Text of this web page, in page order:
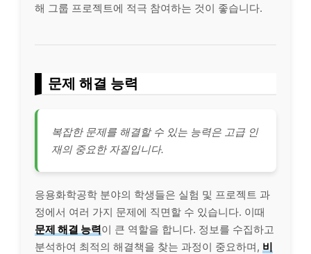
해 그룹 프로젝트에 적극 참여하는 것이 좋습니다.
문제 해결 능력
복잡한 문제를 해결할 수 있는 능력은 고급 인
재의 중요한 자질입니다.
응용화학공학 분야의 학생들은 실험 및 프로젝트 과
정에서 여러 가지 문제에 직면할 수 있습니다. 이때
문제 해결 능력이 큰 역할을 합니다. 정보를 수집하고
분석하여 최적의 해결책을 찾는 과정이 중요하며, 비